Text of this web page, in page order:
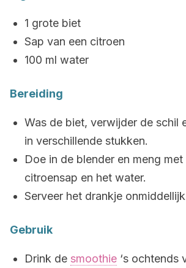
1 grote biet
Sap van een citroen
100 ml water
Bereiding
Was de biet, verwijder de schil
in verschillende stukken.
Doe in de blender en meng met
citroensap en het water.
Serveer het drankje
Gebruik
Drink de smoothie ‘s ochtends